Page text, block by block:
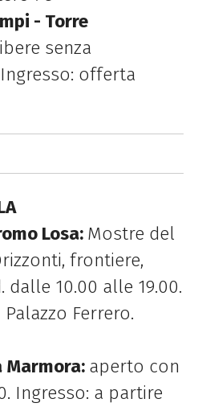
- Torre
senza
offerta
Losa: Mostre del
frontiere,
dalle 10.00 alle 19.00.
Ferrero.
Marmora: aperto con
Ingresso: a partire